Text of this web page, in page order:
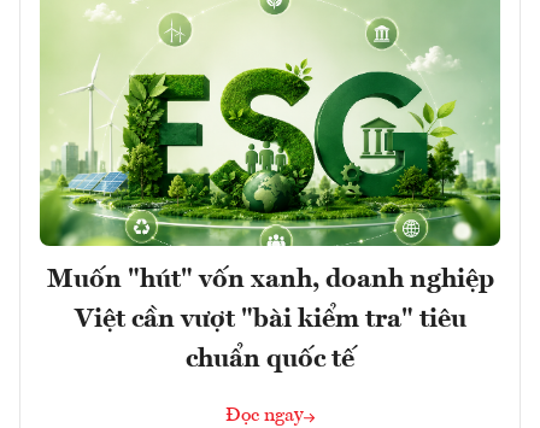
Muốn "hút" vốn xanh, doanh nghiệp
Việt cần vượt "bài kiểm tra" tiêu
chuẩn quốc tế
Đọc ngay